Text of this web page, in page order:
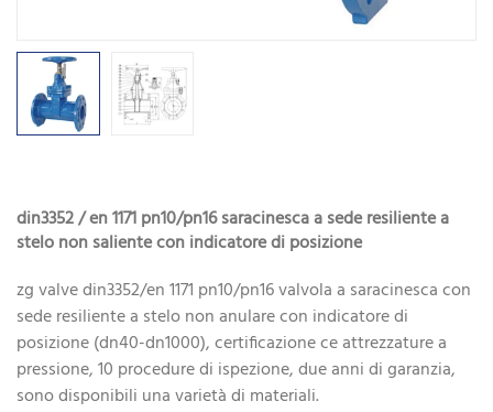
din3352 / en 1171 pn10/pn16 saracinesca a sede resiliente a
stelo non saliente con indicatore di posizione
zg valve din3352/en 1171 pn10/pn16 valvola a saracinesca con
sede resiliente a stelo non anulare con indicatore di
posizione (dn40-dn1000), certificazione ce attrezzature a
pressione, 10 procedure di ispezione, due anni di garanzia,
sono disponibili una varietà di materiali.